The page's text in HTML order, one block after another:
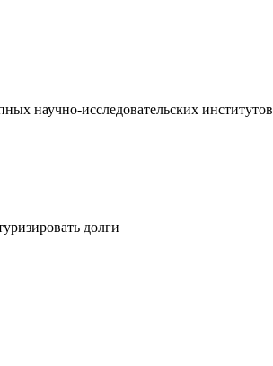
научно-исследовательских институтов
долги